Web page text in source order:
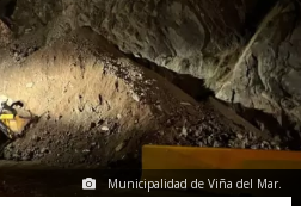
Municipalidad de Viña del Mar.